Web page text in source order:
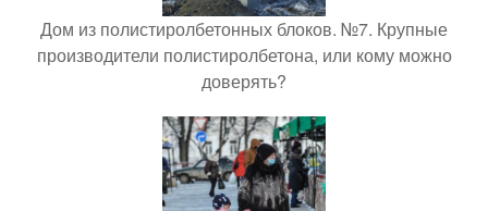
Дом из полистиролбетонных блоков. №7. Крупные
производители полистиролбетона, или кому можно
доверять?